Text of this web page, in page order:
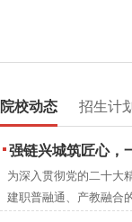
院校动态 招生计划
强链兴城筑匠心，一技圆梦启新程
为深入贯彻党的二十大
建职普融通、产教融合